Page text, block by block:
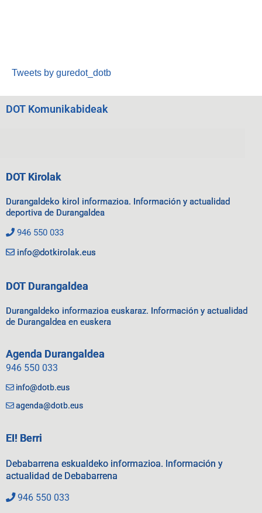
Tweets by guredot_dotb
DOT Komunikabideak
DOT Kirolak
Durangaldeko kirol informazioa. Información y actualidad
deportiva de Durangaldea
946 550 033
info@dotkirolak.eus
DOT Durangaldea
Durangaldeko informazioa euskaraz. Información y actualidad
de Durangaldea en euskera
Agenda Durangaldea
946 550 033
info@dotb.eus
agenda@dotb.eus
EI! Berri
Debabarrena eskualdeko informazioa. Información y
actualidad de Debabarrena
946 550 033